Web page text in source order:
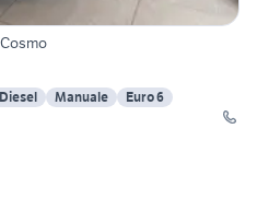
Diesel Manuale
Euro 6